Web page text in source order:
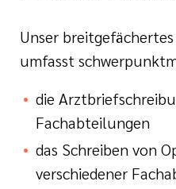
Unser
umfasst
die
Fachabteilungen
das Schreiben von
verschiedener